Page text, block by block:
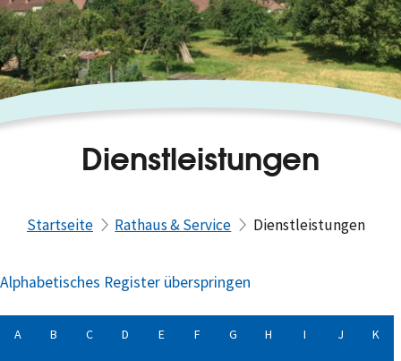
Dienstleistungen
Startseite Rathaus & Service Dienstleistungen
Alphabetisches Register überspringen
A B C D E F G H I J K